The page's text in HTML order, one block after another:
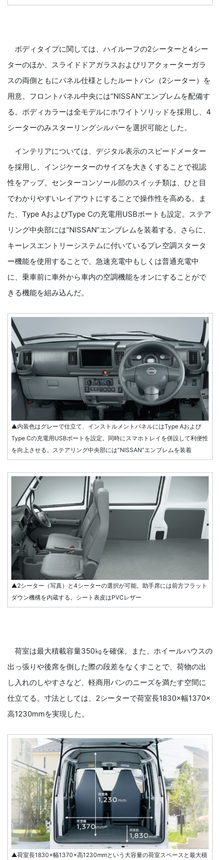
ボディタイプに関しては、ハイルーフの2シーターと4シー
ターのほか、スライドドアガラスおよびリアクォーターガラ
スの両側ともにパネル仕様としたルートバン（2シーター）を
用意。フロントパネル中央には“NISSAN”エンブレムを配備す
る。ボディカラーは全モデルにホワイトソリッドを採用し、4
シーターのみスターリングシルバーを選択可能とした。
インテリアについては、デジタル表示のスピードメーター
を採用し、インジケーターのサイズを大きくすることで視認
性をアップ。センターコンソール部のスイッチ類は、ひと目
でわかりやすいレイアウトにすることで操作性を高める。ま
た、Type AおよびType Cの充電用USBポートも設定。ステア
リング中央部には“NISSAN”エンブレムを装着する。さらに、
キーレスエントリーシステムに付いているプレ空調スタータ
ー機能を使用することで、急速充電中もしくは普通充電中
に、乗車前に車外から車内の空調機能をオンにすることがで
きる機能を組み込んだ。
▲内装色はグレーで仕立て、インストルメントパネルにはType Aおよび
Type Cの充電用USBポートを設定。同時にスマホトレイを併設して利便性
を向上させる。ステアリング中央部には“NISSAN”エンブレムを装着
▲2シーター（写真）と4シーターの選択が可能。助手席には前方フラット
ダウン機構を内蔵する。シート表皮はPVCレザー
荷室は最大積載容量350㎏を確保。また、ホイールハウスの
出っ張りや後席を倒した際の段差をなくすことで、荷物の出
し入れのしやすさなど、軽商用バンのニーズを満たす空間に
仕立てる。寸法としては、2シーターで荷室長1830×幅1370×
高1230mmを実現した。
▲荷室長1830×幅1370×高1230mmという大容量の荷室スペースと最大積